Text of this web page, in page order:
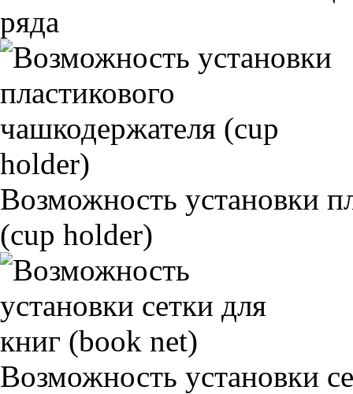
ряда
Возможность установки
(cup holder)
Возможность установки